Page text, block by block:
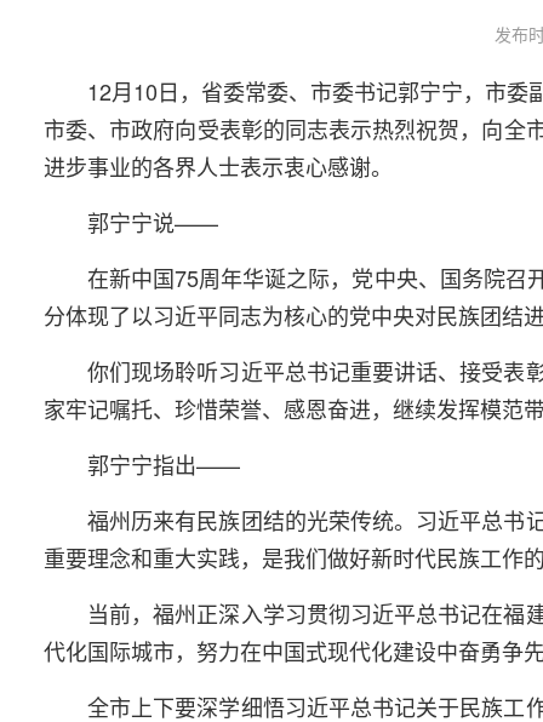
发布
12月10日，省委常委、市委书记郭宁宁，市
市委、市政府向受表彰的同志表示热烈祝贺，向
进步事业的各界人士表示衷心感谢。
郭宁宁说——
在新中国75周年华诞之际，党中央、国务院
分体现了以习近平同志为核心的党中央对民族团结
你们现场聆听习近平总书记重要讲话、接受表
家牢记嘱托、珍惜荣誉、感恩奋进，继续发挥模范
郭宁宁指出——
福州历来有民族团结的光荣传统。习近平总书
重要理念和重大实践，是我们做好新时代民族工作
当前，福州正深入学习贯彻习近平总书记在福
代化国际城市，努力在中国式现代化建设中奋勇争
全市上下要深学细悟习近平总书记关于民族工